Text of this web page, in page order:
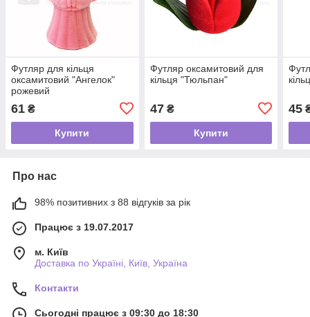
Футляр для кільця
оксамитовий "Ангелок"
рожевий
61 ₴
Купити
Футляр оксамитовий для
кільця "Тюльпан"
47₴
Купити
45
Про нас
98% позитивних з 88 відгуків за рік
Працює з 19.07.2017
м. Київ
Доставка по Україні, Київ, Україна
Контакти
Сьогодні працює з 09:30 до 18:30